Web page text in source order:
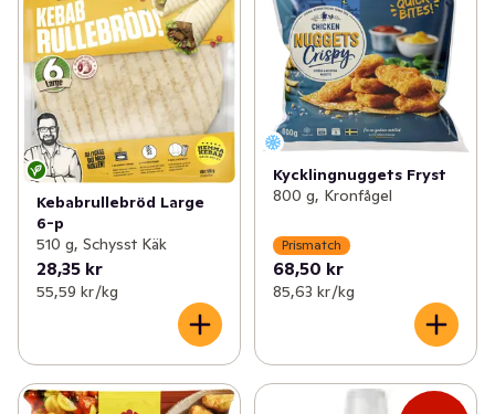
Kebabrullebröd Large
6-p
510 g, Schysst Käk
28,35 kr
55,59 kr /kg
Kycklingnuggets Fryst
800 g, Kronfågel
Prismatch
68,50 kr
85,63 kr /kg